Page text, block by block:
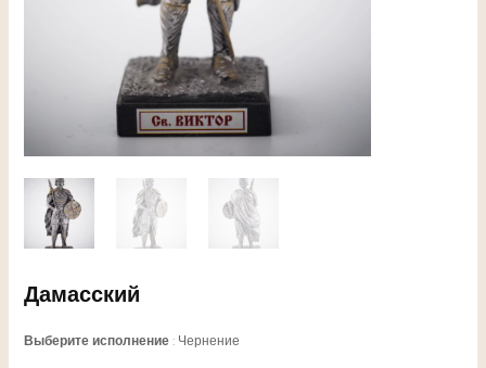
Дамасский
Выберите исполнение Чернение